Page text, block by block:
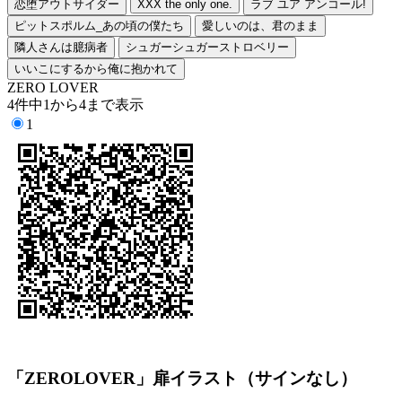
恋堕アウトサイダー XXX the only one.
ラブ ユア アンコール!
ピットスポルム_あの頃の僕たち
愛しいのは、君のまま
隣人さんは臆病者
シュガーシュガーストロベリー
いいこにするから俺に抱かれて
ZERO LOVER
4件中1から4まで表示
1
「ZEROLOVER」扉イラスト（サインなし）